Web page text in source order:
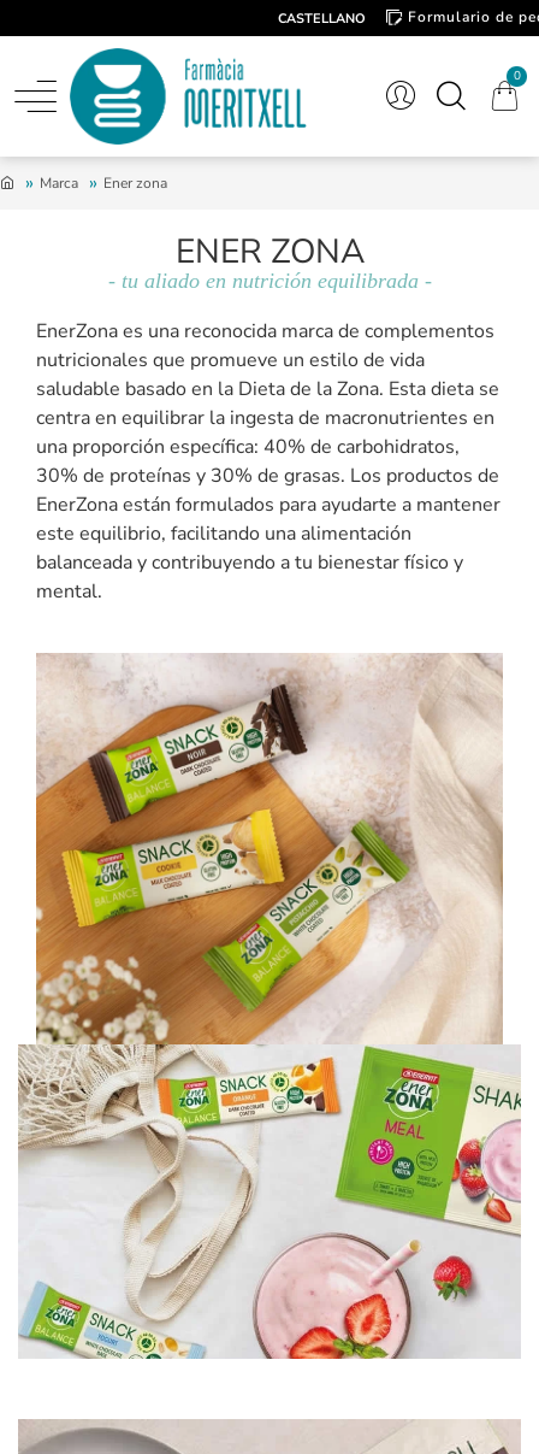
CASTELLANO
Formulario de
0
Marca Ener zona
ENER ZONA
- tu aliado en nutrición equilibrada -
EnerZona es una reconocida marca de complementos
nutricionales que promueve un estilo de vida
saludable basado en la Dieta de la Zona. Esta dieta se
centra en equilibrar la ingesta de macronutrientes en
una proporción específica: 40% de carbohidratos,
30% de proteínas y 30% de grasas. Los productos de
EnerZona están formulados para ayudarte a mantener
este equilibrio, facilitando una alimentación
balanceada y contribuyendo a tu bienestar físico y
mental.